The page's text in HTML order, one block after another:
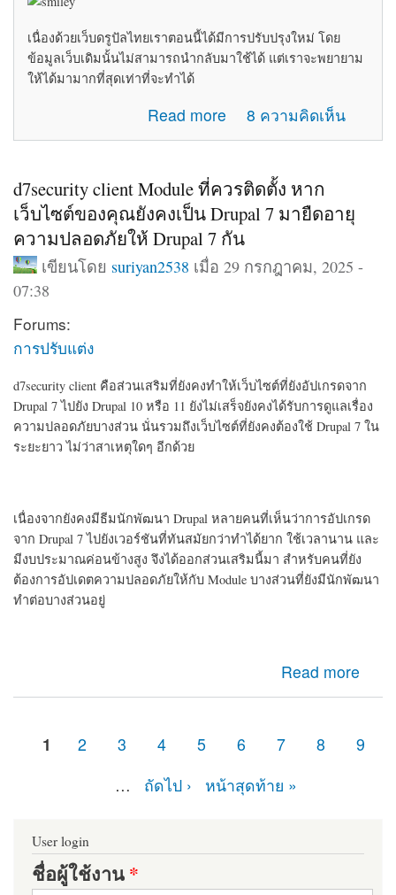
เนื่องด้วยเว็บดรูปัลไทยเราตอนนี้ได้มีการปรับปรุงใหม่ โดย
ข้อมูลเว็บเดิมนั้นไม่สามารถนำกลับมาใช้ได้ แต่เราจะพยายาม
ให้ได้มามากที่สุดเท่าที่จะทำได้
Read more
about แจ้งปัญหาการใช้งานภายในเว็บไซต์8 ความคิดเห็น
d7security client Module ที่ควรติดตั้ง หาก
เว็บไซต์ของคุณยังคงเป็น Drupal 7 มายืดอายุ
ความปลอดภัยให้ Drupal 7 กัน
เขียนโดย suriyan2538 เมื่อ 29 กรกฎาคม, 2025 -
07:38
Forums:
การปรับแต่ง
d7security client คือส่วนเสริมที่ยังคงทำให้เว็บไซต์ที่ยังอัปเกรดจาก
Drupal 7 ไปยัง Drupal 10 หรือ 11 ยังไม่เสร็จยังคงได้รับการดูแลเรื่อง
ความปลอดภัยบางส่วน นั่นรวมถึงเว็บไซต์ที่ยังคงต้องใช้ Drupal 7 ใน
ระยะยาว ไม่ว่าสาเหตุใดๆ อีกด้วย
เนื่องจากยังคงมีธีมนักพัฒนา Drupal หลายคนที่เห็นว่าการอัปเกรด
จาก Drupal 7 ไปยังเวอร์ชันที่ทันสมัยกว่าทำได้ยาก ใช้เวลานาน และ
มีงบประมาณค่อนข้างสูง จึงได้ออกส่วนเสริมนี้มา สำหรับคนที่ยัง
ต้องการอัปเดตความปลอดภัยให้กับ Module บางส่วนที่ยังมีนักพัฒนา
ทำต่อบางส่วนอยู่
Read more
about d7security client Module ที่ควรติดตั้ง หากเว็บไซต์
ของคุณยังคงเป็น Drupal 7 มายืดอายุความปลอดภัยให้
1 2 3 4 5 6 7 8
9
…
ถัดไป › หน้าสุดท้าย »
User login
ชื่อผู้ใช้งาน*